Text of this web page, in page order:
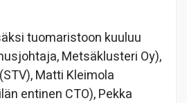
tuomaristoon kuuluu
Metsäklusteri Oy),
Matti Kleimola
entinen CTO), Pekka